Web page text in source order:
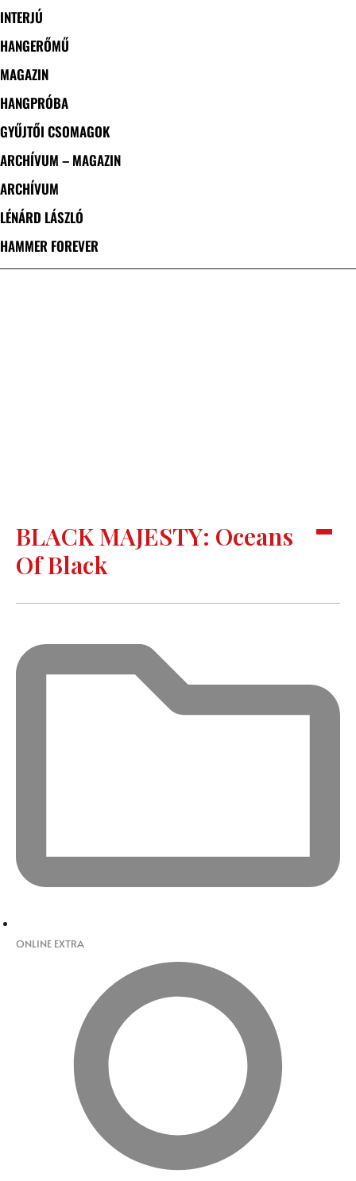
INTERJÚ
HANGERŐMŰ
MAGAZIN
HANGPRÓBA
GYŰJTŐI CSOMAGOK
ARCHÍVUM – MAGAZIN
ARCHÍVUM
LÉNÁRD LÁSZLÓ
HAMMER FOREVER
BLACK MAJESTY: Oceans
Of Black
ONLINE EXTRA